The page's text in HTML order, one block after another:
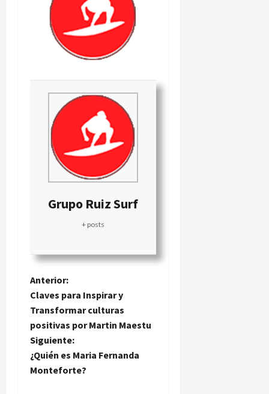
Grupo Ruiz Surf
+ posts
N
a
v
e
Anterior:
Claves para Inspirar y
Transformar culturas
positivas por Martin Maestu
Siguiente:
¿Quién es Maria Fernanda
Monteforte?